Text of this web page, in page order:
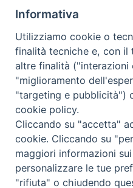
Redazione
Scrivici
Copyright © 2019 -
Trentina Editrice
Privacy Policy
Informativa
Utilizziamo cookie o
finalità tecniche e, con il
altre finalità ("interazioni
"miglioramento
"targeting e pubblicità")
cookie policy.
Cliccando su "accetta"
cookie. Cliccando su
maggiori informazioni
personalizzare le tue
"rifiuta" o chiudendo